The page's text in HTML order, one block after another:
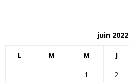
juin 2022
L M M J
1 2